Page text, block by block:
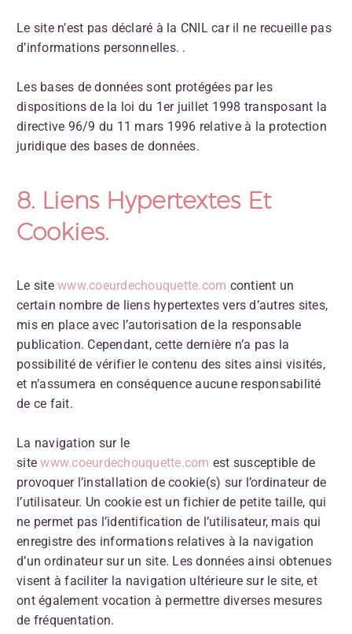
Le site n’est pas déclaré à la CNIL car il ne recueille pas
d’informations personnelles. .
Les bases de données sont protégées par les
dispositions de la loi du 1er juillet 1998 transposant la
directive 96/9 du 11 mars 1996 relative à la protection
juridique des bases de données.
8. Liens Hypertextes Et
Cookies.
Le site www.coeurdechouquette.com contient un
certain nombre de liens hypertextes vers d’autres sites,
mis en place avec l’autorisation de la responsable
publication. Cependant, cette dernière n’a pas la
possibilité de vérifier le contenu des sites ainsi visités,
et n’assumera en conséquence aucune responsabilité
de ce fait.
La navigation sur le
sitewww.coeurdechouquette.com est susceptible de
provoquer l’installation de cookie(s) sur l’ordinateur de
l’utilisateur. Un cookie est un fichier de petite taille, qui
ne permet pas l’identification de l’utilisateur, mais qui
enregistre des informations relatives à la navigation
d’un ordinateur sur un site. Les données ainsi obtenues
visent à faciliter la navigation ultérieure sur le site, et
ont également vocation à permettre diverses mesures
de fréquentation.